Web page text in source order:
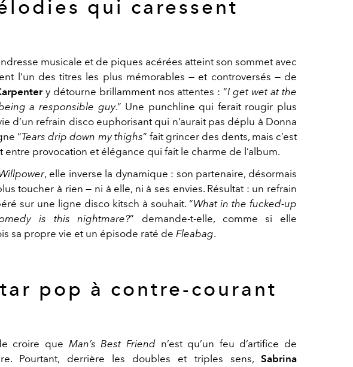
qui caressent
musicale et de piques acérées atteint son sommet avec
l’un des titres les plus mémorables — et controversés — de
y détourne brillamment nos attentes : “I get wet at the
a responsible guy.” Une punchline qui ferait rougir plus
d’un refrain disco euphorisant qui n’aurait pas déplu à Donna
“Tears drip down my thighs” fait grincer des dents, mais c’est
entre provocation et élégance qui fait le charme de l’album.
, elle inverse la dynamique : son partenaire, désormais
toucher à rien — ni à elle, ni à ses envies. Résultat : un refrain
sur une ligne disco kitsch à souhait. “What in the fucked-up
is this nightmare?” demande-t-elle, comme si elle
sa propre vie et un épisode raté de Fleabag.
pop à contre-courant
croire que Man’s Best Friendn’est qu’un feu d’artifice de
Pourtant, derrière les doubles et triples sens, Sabrina